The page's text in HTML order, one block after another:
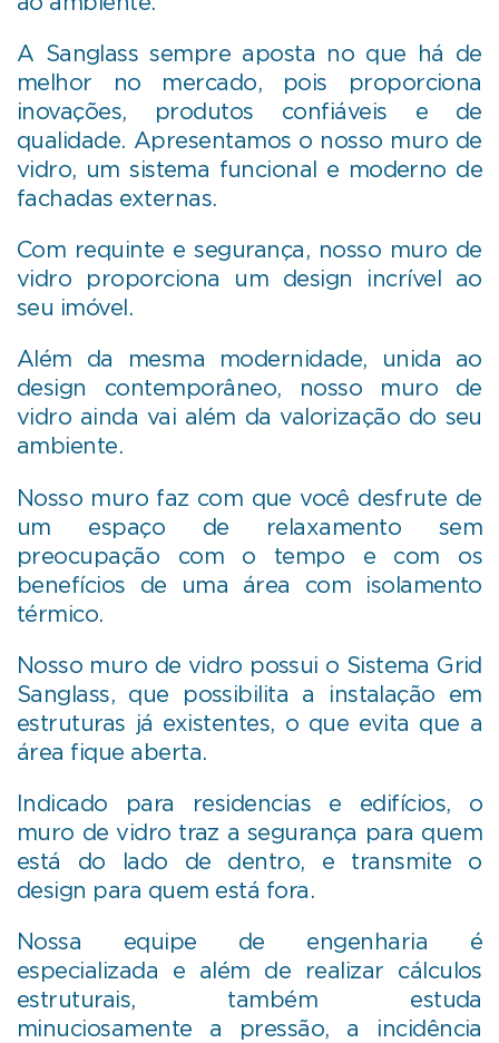
A Sanglass sempre aposta no que há de
melhor no mercado, pois proporciona
inovações, produtos confiáveis e de
qualidade. Apresentamos o nosso muro de
vidro, um sistema funcional e moderno de
fachadas externas.
Com requinte e segurança, nosso muro de
vidro proporciona um design incrível ao
seu imóvel.
Além da mesma modernidade, unida ao
design contemporâneo, nosso muro de
vidro ainda vai além da valorização do seu
ambiente.
Nosso muro faz com que você desfrute de
um espaço de relaxamento sem
preocupação com o tempo e com os
benefícios de uma área com isolamento
térmico.
Nosso muro de vidro possui o Sistema Grid
Sanglass, que possibilita a instalação em
estruturas já existentes, o que evita que a
área fique aberta.
Indicado para residencias e edifícios, o
muro de vidro traz a segurança para quem
está do lado de dentro, e transmite o
design para quem está fora.
Nossa equipe de engenharia é
especializada e além de realizar cálculos
estruturais, também estuda
minuciosamente a pressão, a incidência